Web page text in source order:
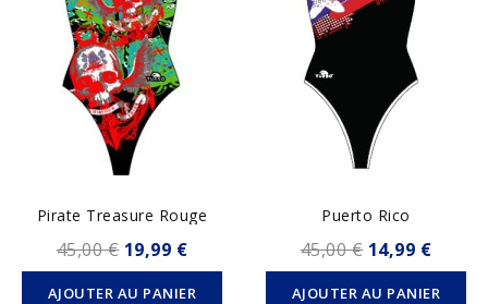
Pirate Treasure Rouge
45,00 € 19,99 €
AJOUTER AU PANIER
Puerto Rico
45,00 € 14,99 €
AJOUTER AU PANIER